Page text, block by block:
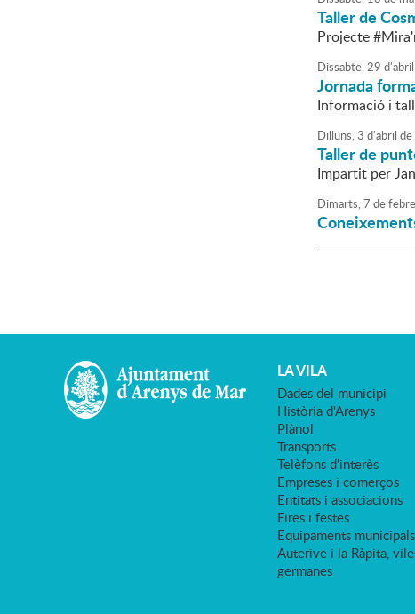
Taller de
Projecte
Dissabte,29 d'abril
Jornada
Informació i
Dilluns,3 d'abril de
Taller de
Impartit per
Dimarts,7 de
LA VILA
Dades del municipi
Història d'Arenys
Plànol
Transports
Telèfons d'interès
Empreses i comerços
Entitats i associacions
Fires i festes
Equipaments municipals
Auterive i la Ràpita,
germanes